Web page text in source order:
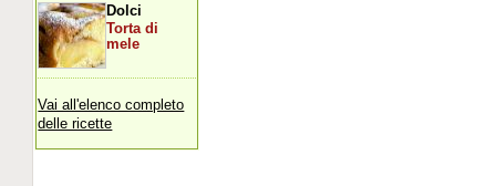
Dolci
Torta di
mele
Vai all'elenco completo
delle ricette